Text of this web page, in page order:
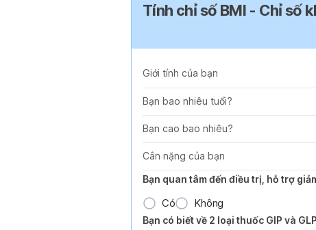
Tính chỉ số BMI - Chỉ số
Giới tính của bạn
Bạn bao nhiêu tuổi?
Bạn cao bao nhiêu?
Cân nặng của bạn
Bạn quan tâm đến điều trị, hỗ trợ
Có Không
Bạn có biết về 2 loại thuốc GIP và